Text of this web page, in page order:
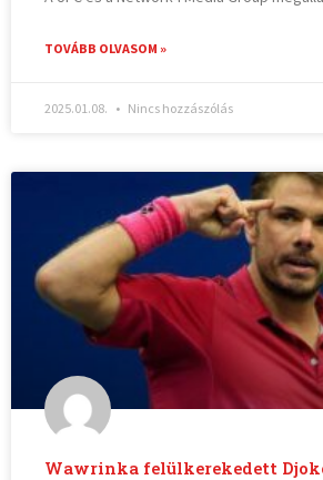
TOVÁBB OLVASOM »
2025.01.08. Nincs hozzászólás
Wawrinka felülkerekedett